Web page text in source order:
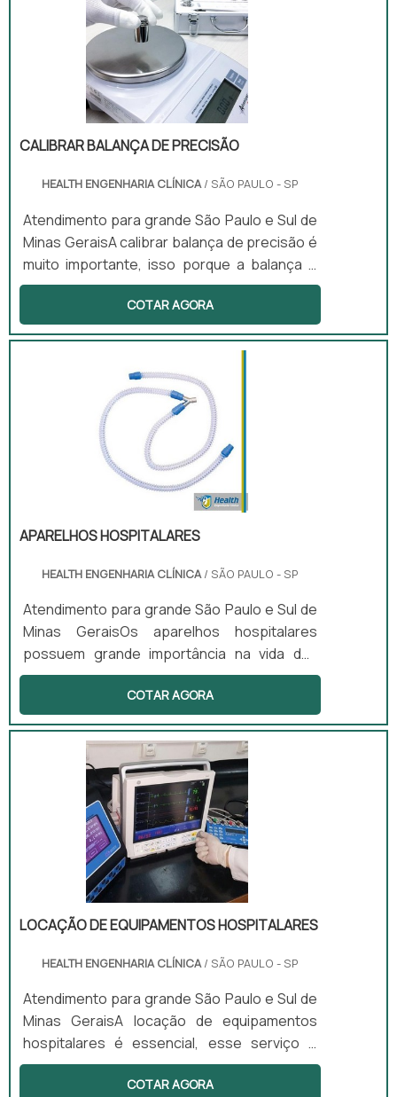
CALIBRAR BALANÇA DE PRECISÃO
HEALTH ENGENHARIA CLÍNICA/ SÃO PAULO - SP
Atendimento para grande São Paulo e Sul de
Minas GeraisA calibrar balança de precisão é
muito importante, isso porque a balança é
utilizada para medir massa de sólidos e
líquidos não voláteis com alto grau de
precisão. Ele é muito utilizado dentro de
laboratórios em geral.Como é feita a
calibraçãoPara realizar a calibração, ou
manutenção de uma balança de precisão, é
seguido alguns pontos, sendo eles:
Verificação do peso-padrão de acordo com
as normas; Realizar a calibragem no
ambiente de utili.
COTAR AGORA
APARELHOS HOSPITALARES
HEALTH ENGENHARIA CLÍNICA/ SÃO PAULO - SP
Atendimento para grande São Paulo e Sul de
Minas GeraisOs aparelhos hospitalares
possuem grande importância na vida das
pessoas. Sem eles os pacientes que
passam por consultas médicas, não
poderiam saber se estão doentes ou o nível
de suas enfermidades. Os materiais devem
possuir boa performance, para que toda e
qualquer possibilidade de falha seja
eliminada. Principais aparelhos e funções
Eletrocardiograma; Laringoscópio; Entre
diversos outros.Diferenciais dos melhores
produtosO esfigmomanômetr.
COTAR AGORA
LOCAÇÃO DE EQUIPAMENTOS HOSPITALARES
HEALTH ENGENHARIA CLÍNICA/ SÃO PAULO - SP
Atendimento para grande São Paulo e Sul de
Minas GeraisA locação de equipamentos
hospitalares é essencial, esse serviço é
voltado, principalmente para proporcionar os
melhores e mais tecnológico equipamentos
COTAR AGORA